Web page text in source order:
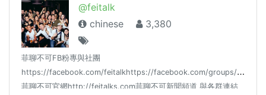
@feitalk
chinese
3,380
菲聊不可FB粉專與社團
https://facebook.com/feitalkhttps://facebook.com/groups/feitalk/
菲聊不可官網http://feitalks.com菲聊不可新聞頻道 與各群連結